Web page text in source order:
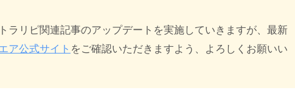
ラリピ関連記事のアップデートを実施していきますが、最新
ア公式サイト をご確認いただきますよう、よろしくお願いい